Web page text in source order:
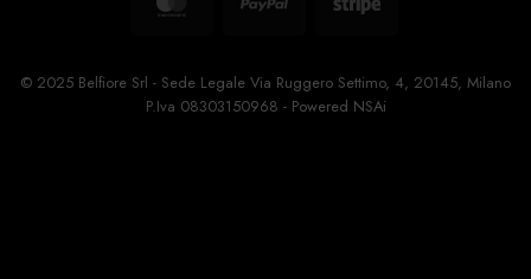
MasterCardPayPal Stripe
© 2025 Belfiore Srl - Sede Legale Via Ruggero Settimo, 4, 20145, Milano
P.Iva 08303150968 - Powered NSAi